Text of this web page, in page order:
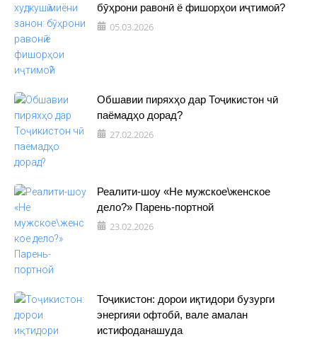
бӯҳрони равонӣ ё фишорҳои иҷтимоӣ?
05.03.2026
Обшавии пиряхҳо дар Тоҷикистон чӣ
паёмадҳо дорад?
27.02.2026
Реалити-шоу «Не мужское\женское
дело?» Парень-портной
23.02.2026
Тоҷикистон: дорои иқтидори бузурги
энергияи офтобӣ, вале амалан
истифоданашуда